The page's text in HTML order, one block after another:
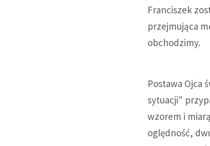
Franciszek
przejmująca
obchodzimy.
Postawa Ojca
sytuacji"
wzorem i
oględność,